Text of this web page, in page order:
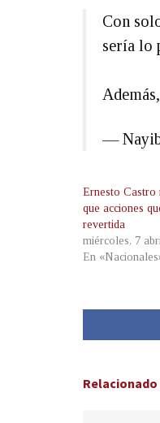
Con
sería lo
— Nayib
Ernesto Castro
que acciones
revertida
miércoles, 7
En
Relacionado